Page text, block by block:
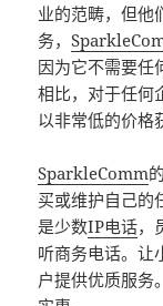
业的范畴，但他
务，
因为它不需要任
相比，对于任何
以非常低的价格
SparkleComm
买或维护自己的
是少数IP电话，
听商务电话。让
户提供优质服务